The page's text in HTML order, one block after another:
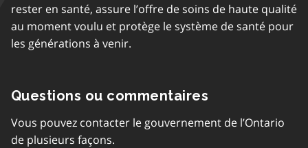
rester en santé, assure l’offre de soins de haute qualité
au moment voulu et protège le système de santé pour
les générations à venir.
Questions ou commentaires
Vous pouvez contacter le gouvernement de l’Ontario
de plusieurs façons.